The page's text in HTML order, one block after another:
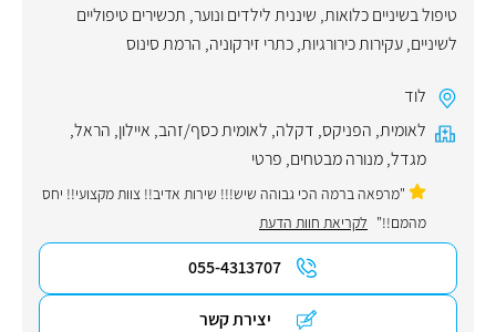
טיפול בשיניים כלואות, שיננית לילדים ונוער, תכשירים טיפוליים
לשיניים,עקירות כירורגיות,כתרי זירקוניה, הרמת סינוס
לוד
לאומית, הפניקס, דקלה, לאומית כסף/זהב, איילון, הראל,
מגדל,מנורה מבטחים, פרטי
"מרפאה ברמה הכי גבוהה שיש!!! שירות אדיב!! צוות מקצועי!! יחס
מהמם!!" לקריאת חוות הדעת
055-4313707
יצירת קשר